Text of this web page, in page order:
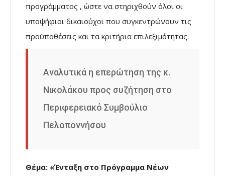
προγράμματος , ώστε να στηριχθούν όλοι οι
υποψήφιοι δικαιούχοι που συγκεντρώνουν τις
προϋποθέσεις και τα κριτήρια επιλεξιμότητας.
Αναλυτικά η επερώτηση της κ.
Νικολάκου προς συζήτηση στο
Περιφερειακό Συμβούλιο
Πελοποννήσου
Θέμα: «Ένταξη στο Πρόγραμμα Νέων